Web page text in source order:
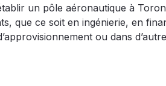
un pôle aéronautique à
que ce soit en ingénierie, en
ou dans